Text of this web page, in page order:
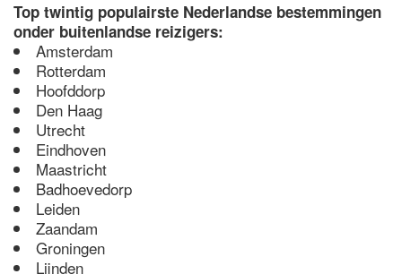
Top twintig populairste Nederlandse bestemmingen
onder buitenlandse reizigers:
Amsterdam
Rotterdam
Hoofddorp
Den Haag
Utrecht
Eindhoven
Maastricht
Badhoevedorp
Leiden
Zaandam
Groningen
Lijnden